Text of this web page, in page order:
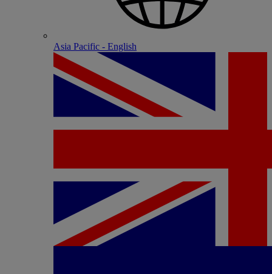
Asia Pacific - English